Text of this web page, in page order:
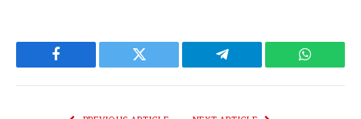
Facebook Twitter Telegram